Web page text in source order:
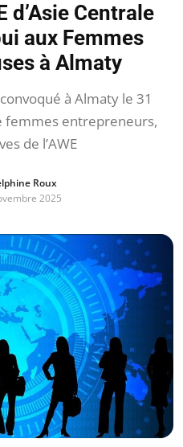
d’Asie Centrale
aux Femmes
à Almaty
à Almaty le 31
femmes entrepreneurs,
de l’AWE
Roux
2025